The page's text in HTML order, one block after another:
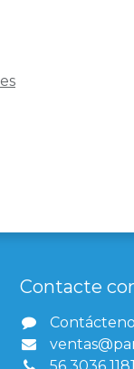
Contacte